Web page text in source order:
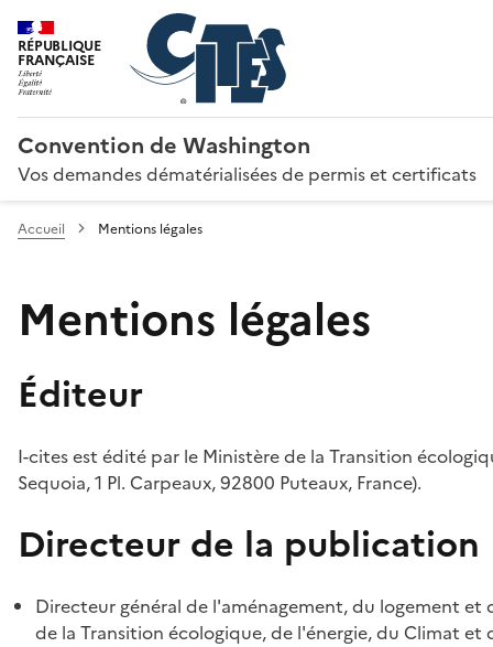
RÉPUBLIQUE
FRANÇAISE
Convention de Washington
Vos demandes dématérialisées de permis et certificats
Accueil Mentions légales
Mentions légales
Éditeur
I-cites est édité par le Ministère de la Transition
Sequoia, 1 Pl. Carpeaux, 92800 Puteaux, France).
Directeur de la publication
Directeur général de l'aménagement, du logement
de la Transition écologique, de l'énergie, du Climat et